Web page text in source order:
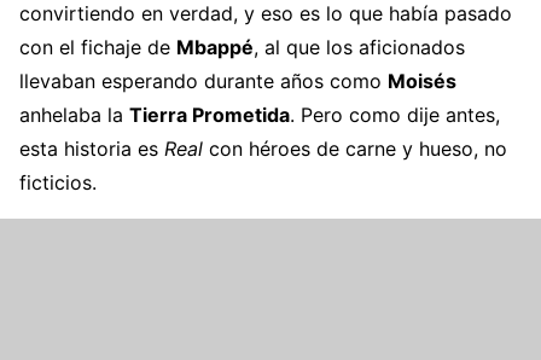
convirtiendo en verdad, y eso es lo que había pasado
con el fichaje de Mbappé, al que los aficionados
llevaban esperando durante años como Moisés
anhelaba la Tierra Prometida. Pero como dije antes,
esta historia es Real con héroes de carne y hueso, no
ficticios.